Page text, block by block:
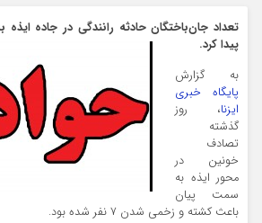
پیدا کرد.
به گزارش
پایگاه خبری
ایزنا، روز
گذشته
تصادف
خونین در
محور ایذه به
سمت پیان
باعث کشته و زخمی شدن 7 نفر شده بود.